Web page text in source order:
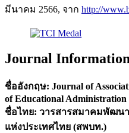
มีนาคม 2566, จาก http://
Journal Information
ชื่ออังกฤษ: Journal of
of Educational
ชื่อไทย: วารสารสมาคมพัฒน
แห่งประเทศไทย (สพบท.)